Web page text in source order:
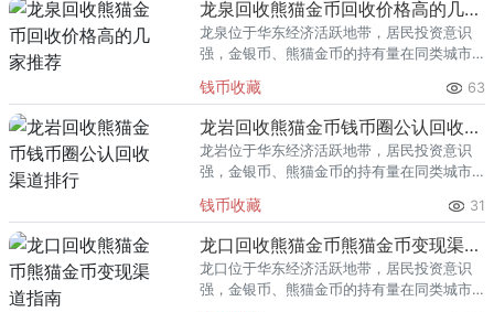
龙泉回收熊猫金币回收价格高的几家推荐
龙泉位于华东经济活跃地带，居民投资意识
强，金银币、熊猫金币的持有量在同类城市
熊猫金币的需求就明显升温，但鱼龙混杂的
回收渠道里，能精准识别版别溢
钱币收藏 63
龙岩回收熊猫金币钱币圈公认回收渠道排行
龙岩位于华东经济活跃地带，居民投资意识
强，金银币、熊猫金币的持有量在同类城市
熊猫金币的需求就明显升温，但鱼龙混杂的
回收渠道里，能精准识别版别溢
钱币收藏 31
龙口回收熊猫金币熊猫金币变现渠道指南
龙口位于华东经济活跃地带，居民投资意识
强，金银币、熊猫金币的持有量在同类城市